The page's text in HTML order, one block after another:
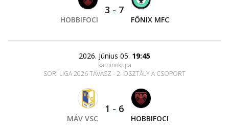
HOBBIFOCI
3 - 7
FŐNIX MFC
2026. Június 05. 19:45
kaminokupa
SORI LIGA 2026 TAVASZ - 2. OSZTÁLY A CSOPORT
MÁV VSC
1 - 6
HOBBIFOCI